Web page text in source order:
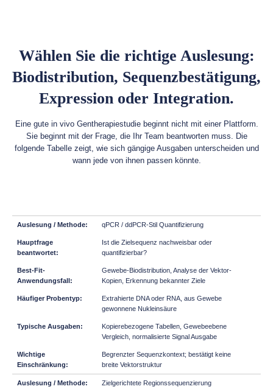
Wählen Sie die richtige Auslesung:
Biodistribution, Sequenzbestätigung,
Expression oder Integration.
Eine gute in vivo Gentherapiestudie beginnt nicht mit einer Plattform.
Sie beginnt mit der Frage, die Ihr Team beantworten muss. Die
folgende Tabelle zeigt, wie sich gängige Ausgaben unterscheiden und
wann jede von ihnen passen könnte.
qPCR / ddPCR-Stil Quantifizierung
Ist die Zielsequenz nachweisbar oder
quantifizierbar?
Gewebe-Biodistribution, Analyse der Vektor-
Kopien, Erkennung bekannter Ziele
Extrahierte DNA oder RNA, aus Gewebe
gewonnene Nukleinsäure
Kopierebezogene Tabellen, Gewebeebene
Vergleich, normalisierte Signal Ausgabe
Begrenzter Sequenzkontext; bestätigt keine
breite Vektorstruktur
Zielgerichtete Regionssequenzierung